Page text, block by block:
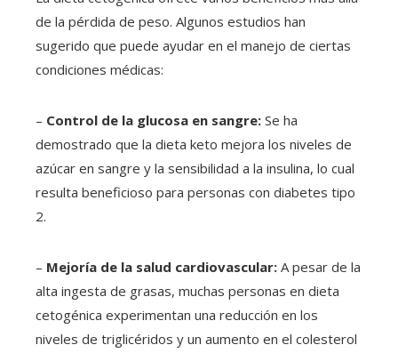
de la pérdida de peso. Algunos estudios han
sugerido que puede ayudar en el manejo de ciertas
condiciones médicas:
– Control de la glucosa en sangre: Se ha
demostrado que la dieta keto mejora los niveles de
azúcar en sangre y la sensibilidad a la insulina, lo cual
resulta beneficioso para personas con diabetes tipo
2.
– Mejoría de la salud cardiovascular: A pesar de la
alta ingesta de grasas, muchas personas en dieta
cetogénica experimentan una reducción en los
niveles de triglicéridos y un aumento en el colesterol